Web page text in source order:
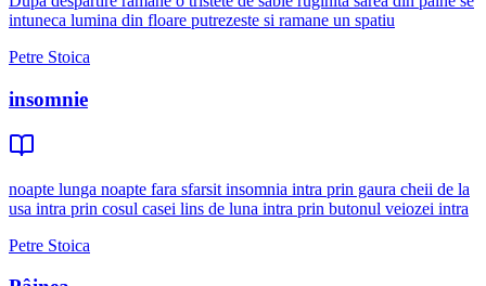
intuneca lumina din floare putrezeste si ramane un spatiu
Petre Stoica
insomnie
noapte lunga noapte fara sfarsit insomnia intra prin gaura cheii de la
usa intra prin cosul casei lins de luna intra prin butonul veiozei intra
Petre Stoica